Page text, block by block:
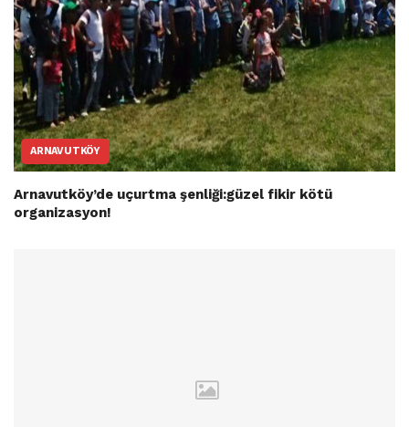
ARNAVUTKÖY
Arnavutköy’de uçurtma şenliği:güzel fikir kötü
organizasyon!